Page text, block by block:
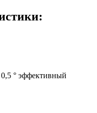
0,5 ° эффективный